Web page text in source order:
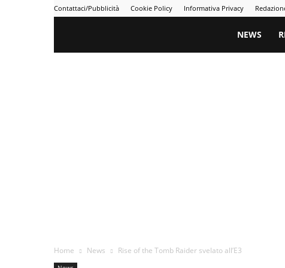
Contattaci/Pubblicità Cookie Policy Informativa Privacy
Gametimers
NEWS
Home News Rise of the Tomb Raider svelato all’E3